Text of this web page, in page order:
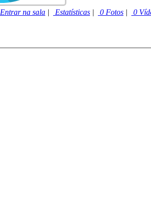
Entrar na sala | Estatísticas | 0 Fotos | 0